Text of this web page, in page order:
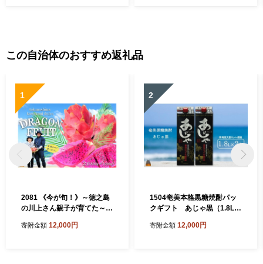
この自治体のおすすめ返礼品
1
2081 《今が旬！》～徳之島
の川上さん親子が育てた～ド
（ 果物 フルーツ 旬 フレッシ
寄附金額 12,000円
2
1504奄美本格黒糖焼酎パッ
クギフト あじゃ黒（1.8L×
寄附金額 12,000円